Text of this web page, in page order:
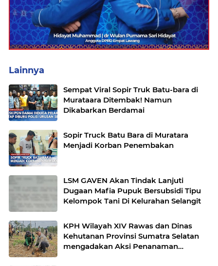
Lainnya
Sempat Viral Sopir Truk Batu-bara di
Murataara Ditembak! Namun
Dikabarkan Berdamai
Sopir Truck Batu Bara di Muratara
Menjadi Korban Penembakan
LSM GAVEN Akan Tindak Lanjuti
Dugaan Mafia Pupuk Bersubsidi Tipu
Kelompok Tani Di Kelurahan Selangit
KPH Wilayah XIV Rawas dan Dinas
Kehutanan Provinsi Sumatra Selatan
mengadakan Aksi Penanaman